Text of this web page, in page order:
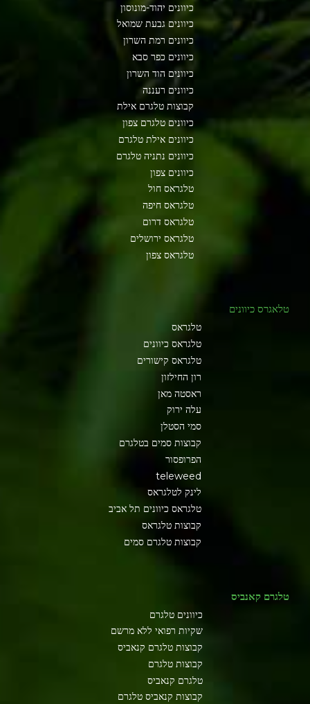
כיוונים יהוד-מונוסון
כיוונים גבעת שמואל
כיוונים רמת השרון
כיוונים כפר סבא
כיוונים הוד השרון
כיוונים רעננה
קבוצות טלגרם אילת
כיוונים טלגרם צפון
כיוונים אילת טלגרם
כיוונים נתניה טלגרם
כיוונים צפון
טלגראס חול
טלגראס חיפה
טלגראס דרום
טלגראס ירושלים
טלגראס צפון
טלאגרס כיוונים
טלגראס
טלגראס כיוונים
טלגראס קישורים
רון החילזון
ראסטה מאן
עלה ירוק
סמי הסטלן
קבוצות סמים בטלגרם
הפרופסור
teleweed
לינק לטלגראס
טלגראס כיוונים תל אביב
קבוצות טלגראס
קבוצות טלגרם סמים
טלגרם קאנביס
כיוונים טלגרם
שקיות רפואי ללא מרשם
קבוצות טלגרם קנאביס
קבוצות טלגרם
טלגרם קנאביס
קבוצות קנאביס טלגרם